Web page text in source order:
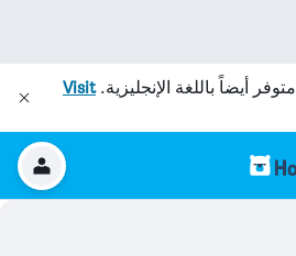
متوفر أيضاً باللغة الإنجليزية.Visit